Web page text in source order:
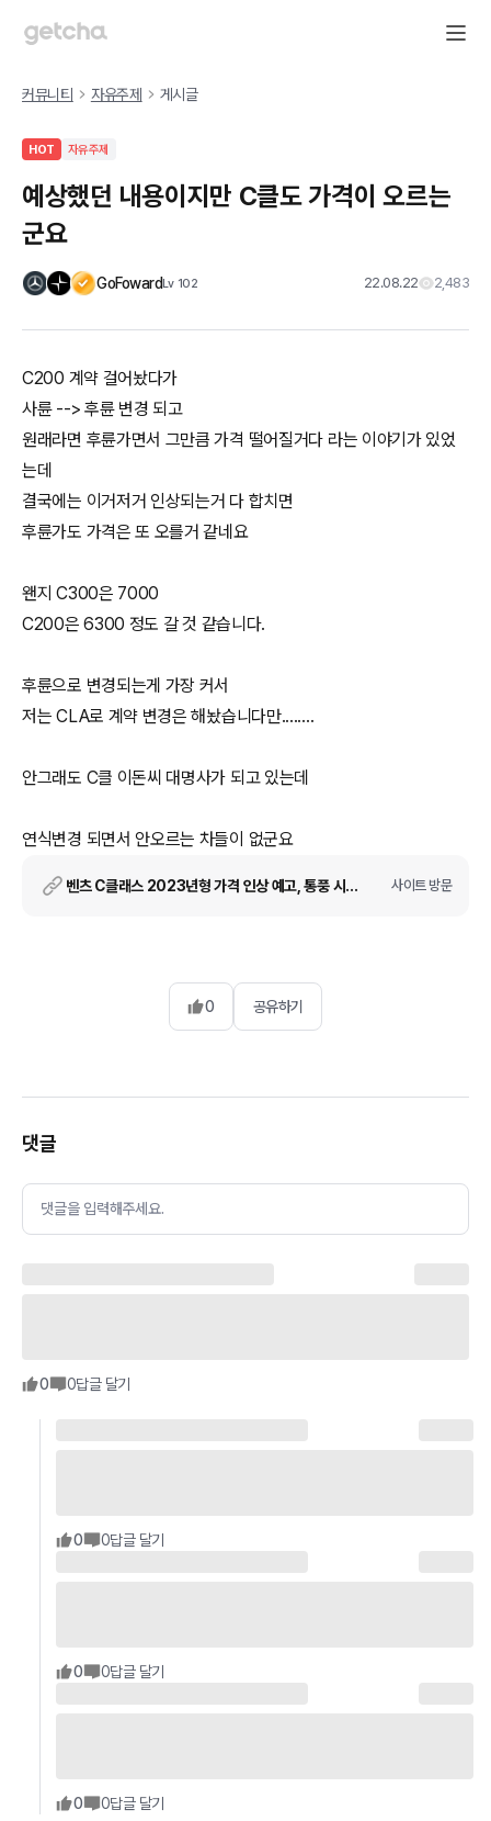
커뮤니티 자유주제 게시글
HOT 자유주제
예상했던 내용이지만 C클도 가격이 오르는
군요
GoFowardLv 102 22.08.22 2,483
C200 계약 걸어놨다가
사륜 --> 후륜 변경 되고
원래라면 후륜가면서 그만큼 가격 떨어질거다 라는 이야기가 있었
는데
결국에는 이거저거 인상되는거 다 합치면
후륜가도 가격은 또 오를거 같네요
왠지 C300은 7000
C200은 6300 정도 갈 것 같습니다.
후륜으로 변경되는게 가장 커서
저는 CLA로 계약 변경은 해놨습니다만........
안그래도 C클 이돈씨 대명사가 되고 있는데
연식변경 되면서 안오르는 차들이 없군요
벤츠 C클래스 2023년형 가격 인상 예고, 통풍 시트는 삭제 사이트 방문
0 공유하기
댓글
댓글을 입력해주세요.
0 0답글 달기
0 0답글 달기
0 0답글 달기
0 0답글 달기